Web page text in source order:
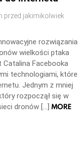
przed jakimikolwiek
rozwiązania
wielkości ptaka
Facebooka
technologiami, które
Jednym z mniej
rozpoczął się w
dronów […] MORE